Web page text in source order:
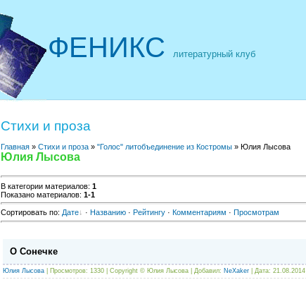
ФЕНИКС литературный клуб
Стихи и проза
Главная » Стихи и проза » "Голос" литобъединение из Костромы » Юлия Лысова
Юлия Лысова
В категории материалов: 1
Показано материалов: 1-1
Сортировать по: Дате · Названию · Рейтингу · Комментариям · Просмотрам
О Сонечке
Юлия Лысова | Просмотров: 1330 | Copyright © Юлия Лысова | Добавил: NeXaker | Дата: 21.08.2014